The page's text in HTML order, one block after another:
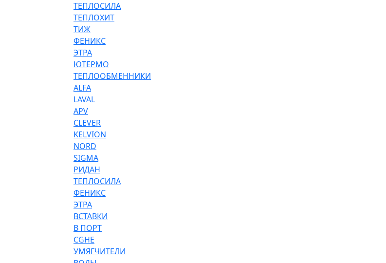
ТЕПЛОСИЛА
ТЕПЛОХИТ
ТИЖ
ФЕНИКС
ЭТРА
ЮТЕРМО
ТЕПЛООБМЕННИКИ
ALFA
LAVAL
APV
CLEVER
KELVION
NORD
SIGMA
РИДАН
ТЕПЛОСИЛА
ФЕНИКС
ЭТРА
ВСТАВКИ
В ПОРТ
CGHE
УМЯГЧИТЕЛИ